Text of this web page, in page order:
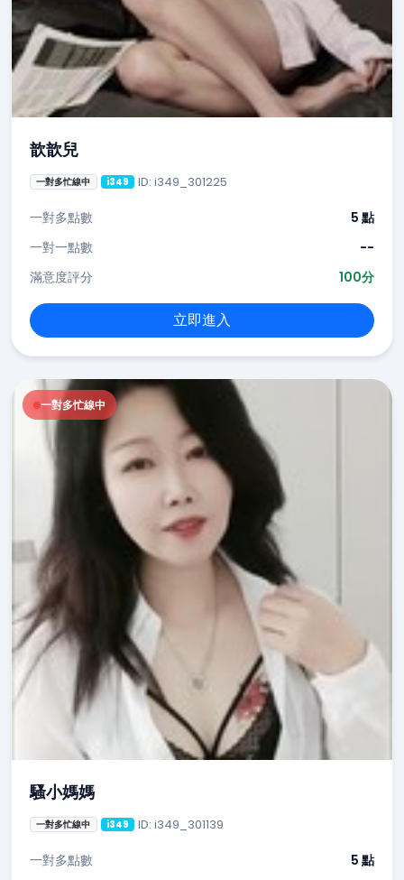
歆歆兒
一對多忙線中 i349 ID: i349_301225
一對多點數
5 點
一對一點數
--
滿意度評分
100分
立即進入
一對多忙線中
騷小媽媽
一對多忙線中 i349 ID: i349_301139
一對多點數 5 點